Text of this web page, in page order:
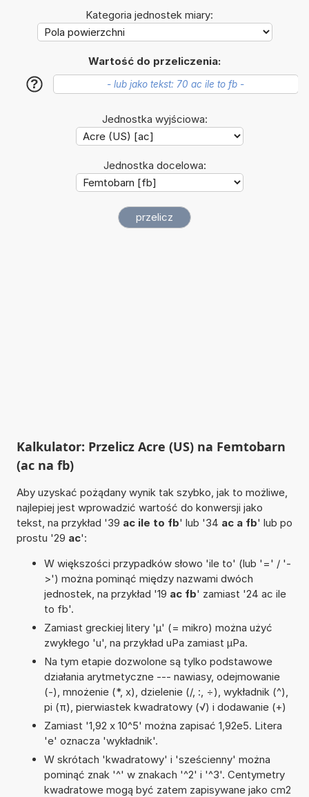
Kategoria jednostek miary:
Wartość do przeliczenia:
?
Jednostka wyjściowa:
Jednostka docelowa:
Kalkulator: Przelicz Acre (US) na Femtobarn
(ac na fb)
Aby uzyskać pożądany wynik tak szybko, jak to możliwe,
najlepiej jest wprowadzić wartość do konwersji jako
tekst, na przykład '39 ac ile to fb' lub '34 ac a fb' lub po
prostu '29 ac':
W większości przypadków słowo 'ile to' (lub '=' / '-
>') można pominąć między nazwami dwóch
jednostek, na przykład '19 ac fb' zamiast '24 ac ile
to fb'.
Zamiast greckiej litery 'µ' (= mikro) można użyć
zwykłego 'u', na przykład uPa zamiast µPa.
Na tym etapie dozwolone są tylko podstawowe
działania arytmetyczne --- nawiasy, odejmowanie
(-), mnożenie (*, x), dzielenie (/, :, ÷), wykładnik (^),
pi (π), pierwiastek kwadratowy (√) i dodawanie (+)
Zamiast '1,92 x 10^5' można zapisać 1,92e5. Litera
'e' oznacza 'wykładnik'.
W skrótach 'kwadratowy' i 'sześcienny' można
pominąć znak '^' w znakach '^2' i '^3'. Centymetry
kwadratowe mogą być zatem zapisywane jako cm2